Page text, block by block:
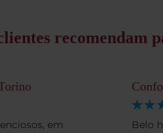
recomendam
em
Belo